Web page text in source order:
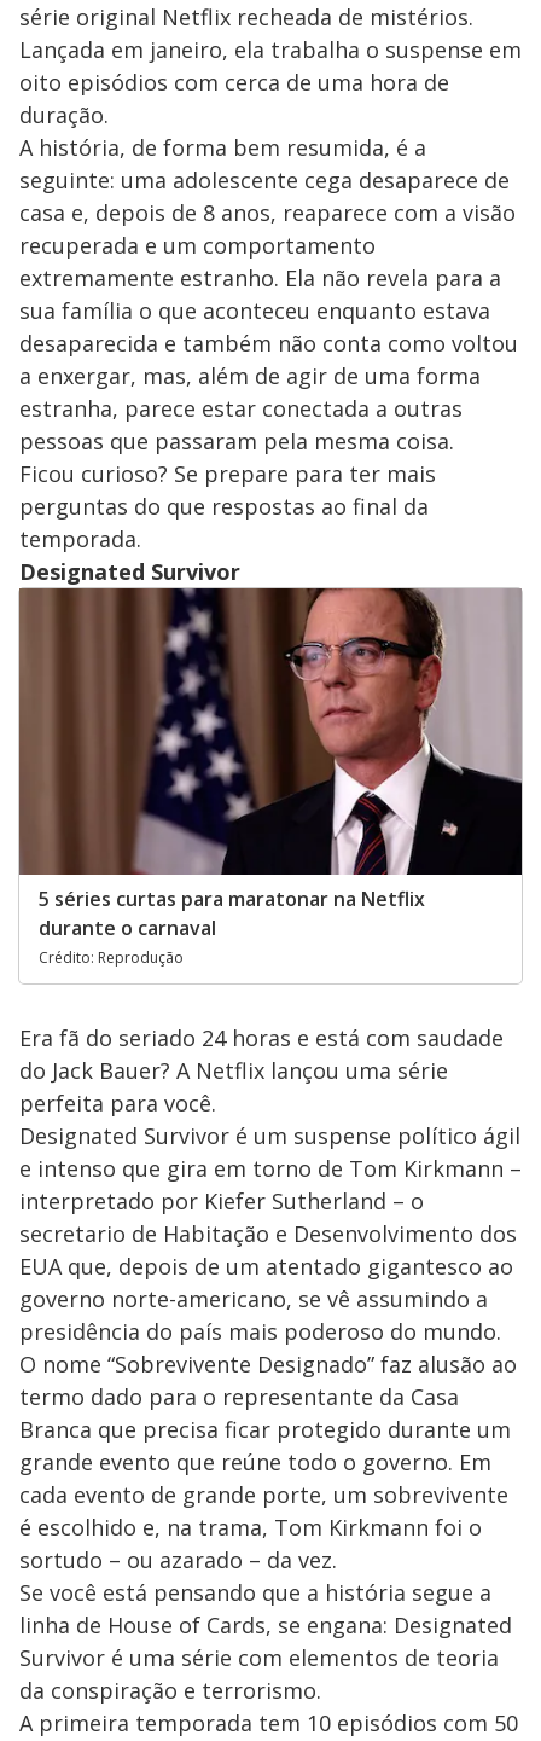
série original Netflix recheada de mistérios.
Lançada em janeiro, ela trabalha o suspense em
oito episódios com cerca de uma hora de
duração.
A história, de forma bem resumida, é a
seguinte: uma adolescente cega desaparece de
casa e, depois de 8 anos, reaparece com a visão
recuperada e um comportamento
extremamente estranho. Ela não revela para a
sua família o que aconteceu enquanto estava
desaparecida e também não conta como voltou
a enxergar, mas, além de agir de uma forma
estranha, parece estar conectada a outras
pessoas que passaram pela mesma coisa.
Ficou curioso? Se prepare para ter mais
perguntas do que respostas ao final da
temporada.
Designated Survivor
5 séries curtas para maratonar na Netflix
durante o carnaval
Crédito: Reprodução
Era fã do seriado 24 horas e está com saudade
do Jack Bauer? A Netflix lançou uma série
perfeita para você.
Designated Survivor é um suspense político ágil
e intenso que gira em torno de Tom Kirkmann –
interpretado por Kiefer Sutherland – o
secretario de Habitação e Desenvolvimento dos
EUA que, depois de um atentado gigantesco ao
governo norte-americano, se vê assumindo a
presidência do país mais poderoso do mundo.
O nome “Sobrevivente Designado” faz alusão ao
termo dado para o representante da Casa
Branca que precisa ficar protegido durante um
grande evento que reúne todo o governo. Em
cada evento de grande porte, um sobrevivente
é escolhido e, na trama, Tom Kirkmann foi o
sortudo – ou azarado – da vez.
Se você está pensando que a história segue a
linha de House of Cards, se engana: Designated
Survivor é uma série com elementos de teoria
da conspiração e terrorismo.
A primeira temporada tem 10 episódios com 50